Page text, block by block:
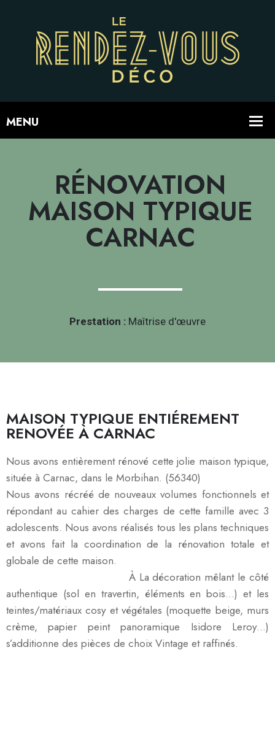
RÉNOVATION
MAISON TYPIQUE
CARNAC
Prestation :Maîtrise d'œuvre
MAISON TYPIQUE ENTIÉREMENT
RENOVÉE À CARNAC
Nous avons entièrement rénové cette jolie maison typique,
située à Carnac, dans le Morbihan. (56340)
Nous avons récréé de nouveaux volumes fonctionnels et
répondant au cahier des charges de cette famille avec 3
adolescents. Nous avons réalisés tous les plans techniques
et avons fait la coordination de la rénovation totale et
globale de cette maison.
À La décoration mêlant le côté
authentique (sol en travertin, éléments en bois…) et les
teintes/matériaux cosy et végétales (moquette beige, murs
crème, papier peint panoramique Isidore Leroy…)
s’additionne des pièces de choix Vintage et raffinés.